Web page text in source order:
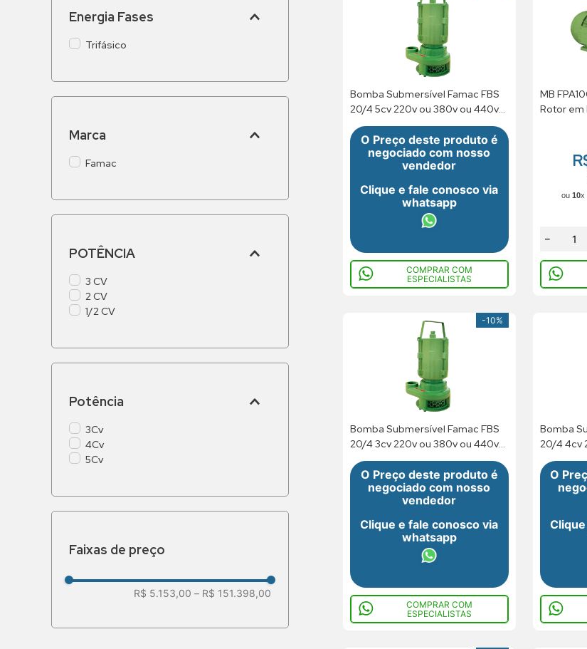
Energia Fases
Trifásico
Marca
Famac
POTÊNCIA
3 CV
2 CV
1/2 CV
Potência
3Cv
4Cv
5Cv
Faixas de preço
R$ 5.153,00 – R$ 151.398,00
Bomba Submersível Famac FBS
20/4 5cv 220v ou 380v ou 440v
Trifásico
O Preço deste produto é
negociado com nosso
vendedor
Clique e fale conosco via
whatsapp
COMPRAR COM
ESPECIALISTAS
MB
Rotor em
60HZ
ou10x
－
-10%
Bomba Submersível Famac FBS
20/4 3cv 220v ou 380v ou 440v
Trifásico
O Preço deste produto é
negociado com nosso
vendedor
Clique e fale conosco via
whatsapp
COMPRAR COM
ESPECIALISTAS
Bomba
20/4 4cv 220v ou 380v ou 440v
Trifásico
O